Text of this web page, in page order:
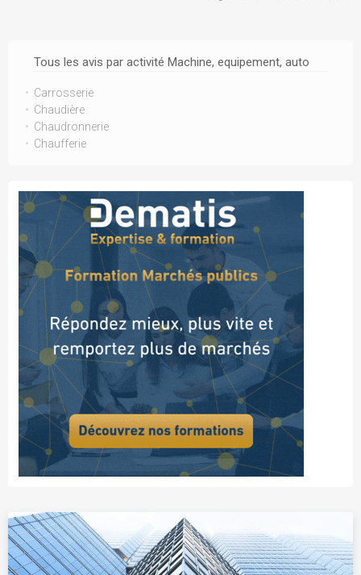
Tous les avis par activité Machine, equipement, auto
Carrosserie
Chaudière
Chaudronnerie
Chaufferie